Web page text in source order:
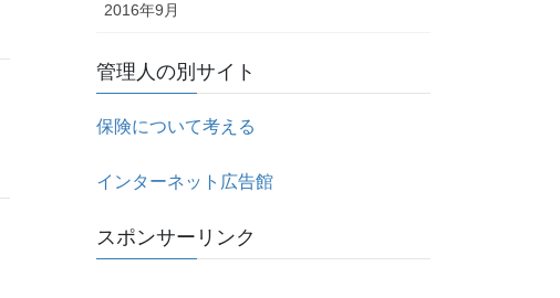
2016年9月
管理人の別サイト
保険について考える
インターネット広告館
スポンサーリンク